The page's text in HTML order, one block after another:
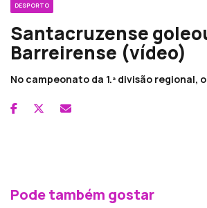
DESPORTO
Santacruzense
Barreirense (vídeo)
No campeonato da 1.ª divisão regional,
Pode também gostar